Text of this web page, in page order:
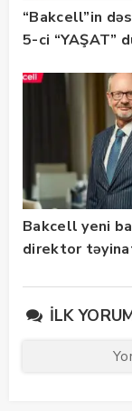
“Bakcell”in
5-ci “YAŞAT”
Bakcell yeni
direktor
İLK